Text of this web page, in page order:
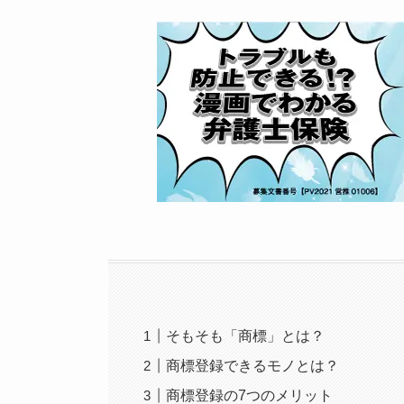
そもそも「商標」とは？
商標登録できるモノとは？
商標登録の7つのメリット